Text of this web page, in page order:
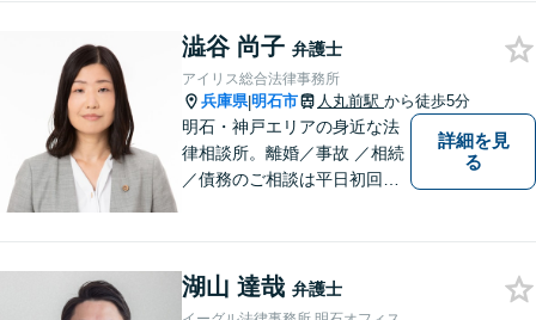
澁谷 尚子 弁護士
アイリス総合法律事務所
兵庫県|明石市 人丸前駅 から徒歩5分
明石・神戸エリアの身近な法
律相談所。離婚／事故 ／相続
／債務のご相談は平日初回３
詳細を見
る
湖山 達哉 弁護士